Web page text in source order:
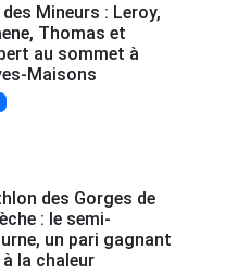
Mineurs : Leroy,
Thomas et
au sommet à
Maisons
des Gorges de
: le semi-
un pari gagnant
la chaleur